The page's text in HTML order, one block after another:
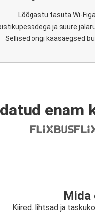
Lõõgastu tasuta Wi-
ja suure
Sellised ongi kaasaegsed
enam
Mida
Kiired, lihtsad ja